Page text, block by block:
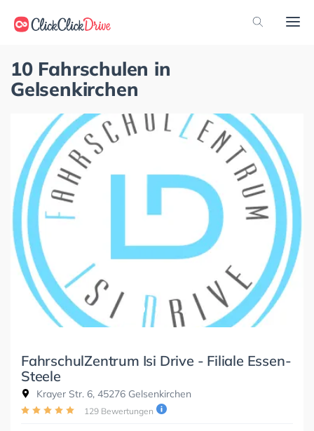
10 Fahrschulen in
Gelsenkirchen
FahrschulZentrum Isi Drive - Filiale Essen-
Steele
Krayer Str. 6, 45276 Gelsenkirchen
129 Bewertungen